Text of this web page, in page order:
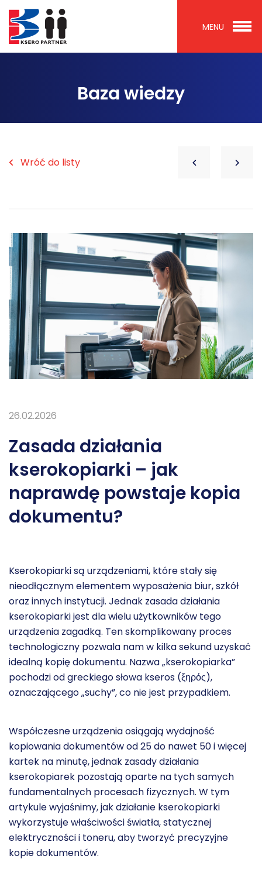
MENU
Baza wiedzy
Wróć do listy
26.02.2026
Zasada działania
kserokopiarki – jak
naprawdę powstaje kopia
dokumentu?
Kserokopiarki są urządzeniami, które stały się
nieodłącznym elementem wyposażenia biur, szkół
oraz innych instytucji. Jednak zasada działania
kserokopiarki jest dla wielu użytkowników tego
urządzenia zagadką. Ten skomplikowany proces
technologiczny pozwala nam w kilka sekund uzyskać
idealną kopię dokumentu. Nazwa „kserokopiarka”
pochodzi od greckiego słowa kseros (ξηρός),
oznaczającego „suchy”, co nie jest przypadkiem.
Współczesne urządzenia osiągają wydajność
kopiowania dokumentów od 25 do nawet 50 i więcej
kartek na minutę, jednak zasady działania
kserokopiarek pozostają oparte na tych samych
fundamentalnych procesach fizycznych. W tym
artykule wyjaśnimy, jak działanie kserokopiarki
wykorzystuje właściwości światła, statycznej
elektryczności i toneru, aby tworzyć precyzyjne
kopie dokumentów.